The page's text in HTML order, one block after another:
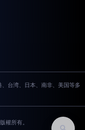
台湾、日本、南非、美国等多
所有。